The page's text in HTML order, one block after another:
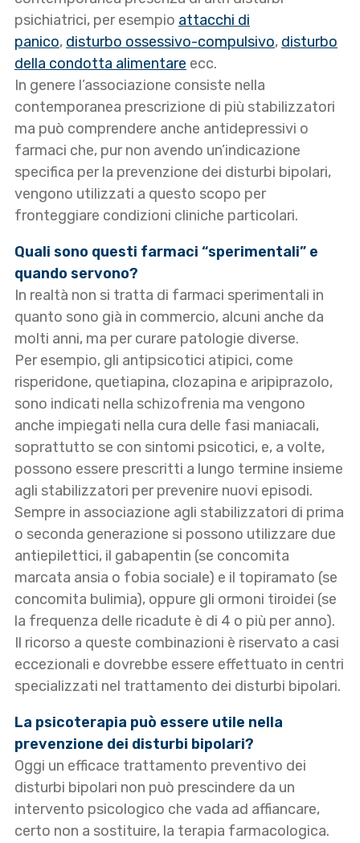
psichiatrici, per esempio attacchi di
panico, disturbo ossessivo-compulsivo, disturbo
della condotta alimentare ecc.
In genere l’associazione consiste nella
contemporanea prescrizione di più stabilizzatori
ma può comprendere anche antidepressivi o
farmaci che, pur non avendo un’indicazione
specifica per la prevenzione dei disturbi bipolari,
vengono utilizzati a questo scopo per
fronteggiare condizioni cliniche particolari.
Quali sono questi farmaci “sperimentali” e
quando servono?
In realtà non si tratta di farmaci sperimentali in
quanto sono già in commercio, alcuni anche da
molti anni, ma per curare patologie diverse.
Per esempio, gli antipsicotici atipici, come
risperidone, quetiapina, clozapina e aripiprazolo,
sono indicati nella schizofrenia ma vengono
anche impiegati nella cura delle fasi maniacali,
soprattutto se con sintomi psicotici, e, a volte,
possono essere prescritti a lungo termine insieme
agli stabilizzatori per prevenire nuovi episodi.
Sempre in associazione agli stabilizzatori di prima
o seconda generazione si possono utilizzare due
antiepilettici, il gabapentin (se concomita
marcata ansia o fobia sociale) e il topiramato (se
concomita bulimia), oppure gli ormoni tiroidei (se
la frequenza delle ricadute è di 4 o più per anno).
Il ricorso a queste combinazioni è riservato a casi
eccezionali e dovrebbe essere effettuato in centri
specializzati nel trattamento dei disturbi bipolari.
La psicoterapia può essere utile nella
prevenzione dei disturbi bipolari?
Oggi un efficace trattamento preventivo dei
disturbi bipolari non può prescindere da un
intervento psicologico che vada ad affiancare,
certo non a sostituire, la terapia farmacologica.